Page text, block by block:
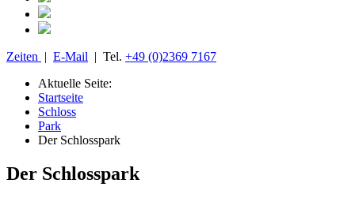
Zeiten | E-Mail | Tel. +49 (0)2369 7167
Aktuelle Seite:
Startseite
Schloss
Park
Der Schlosspark
Der Schlosspark